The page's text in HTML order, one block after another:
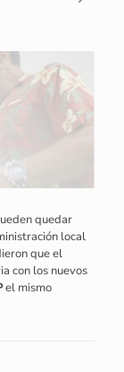
quedar
local
que el
con los nuevos
el mismo